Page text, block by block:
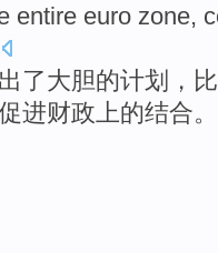
entire euro zone,
了大胆的计划 ，
进财政 上的结合。